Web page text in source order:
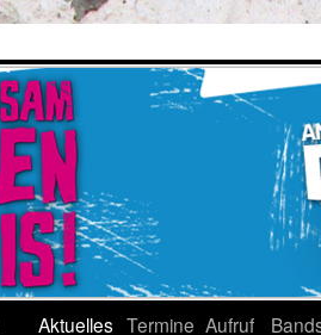
Aktuelles Termine Aufruf